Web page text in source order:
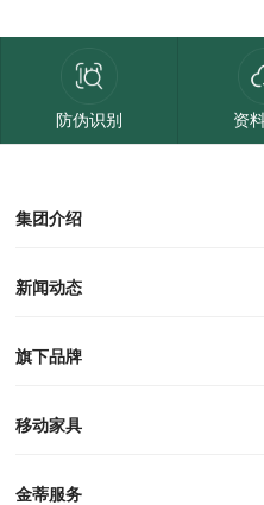
防伪识别 资
集团介绍
集团介绍
企业文化
人才招聘
商学院
VR全景展厅
董事长介绍
新闻动态
旗下品牌
品牌文化
移动家具
迪尚
西瑞
洛斯
里奥
洛卡
美舍
新古典
纯美
金蒂服务